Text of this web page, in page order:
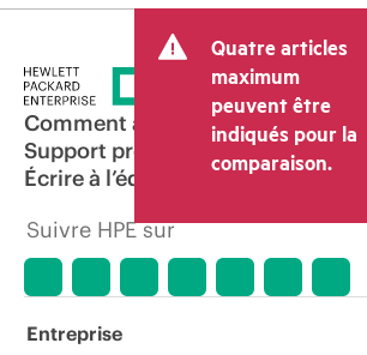
Quatre articles
maximum
peuvent être
indiqués pour la
comparaison.
Comment acheter
Support produit
Écrire à l’équipe commerciale
Suivre HPE sur
Entreprise